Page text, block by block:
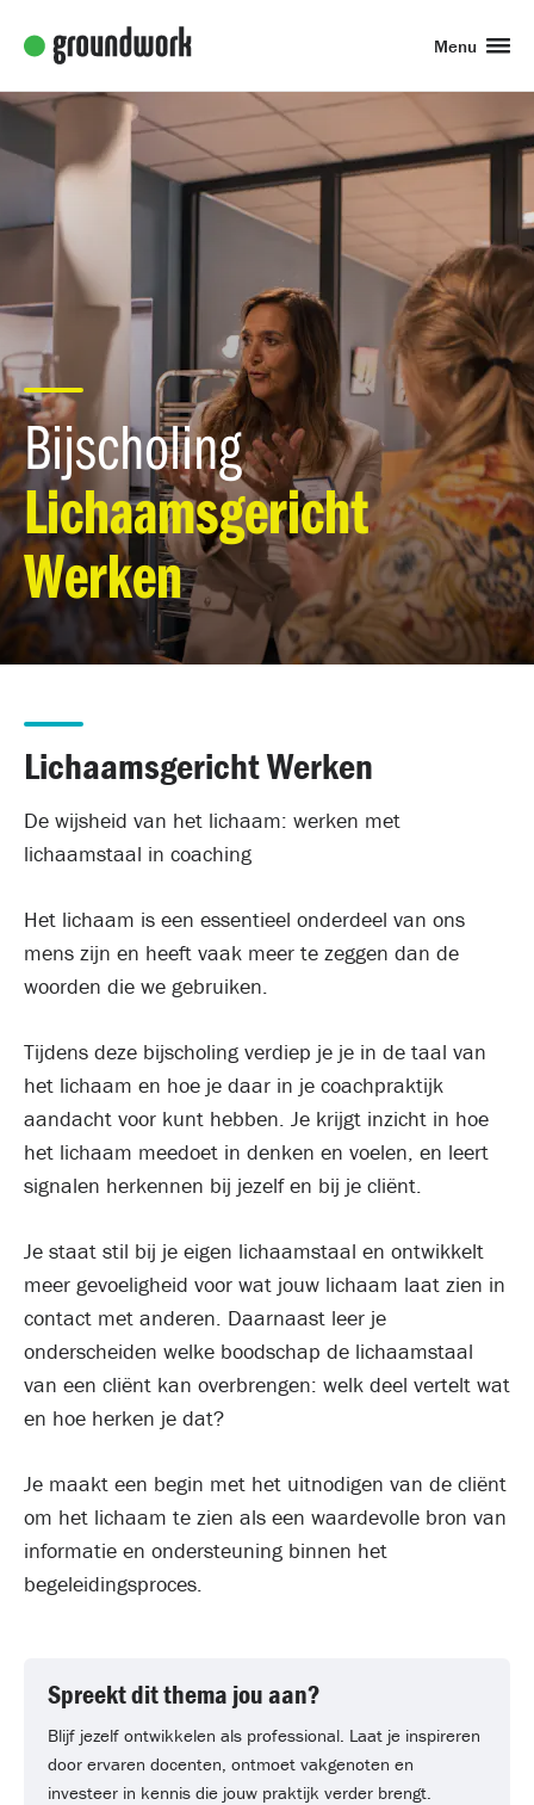
Menu
Bijscholing
Lichaamsgericht
Werken
Lichaamsgericht Werken
De wijsheid van het lichaam: werken met
lichaamstaal in coaching
Het lichaam is een essentieel onderdeel van ons
mens zijn en heeft vaak meer te zeggen dan de
woorden die we gebruiken.
Tijdens deze bijscholing verdiep je je in de taal van
het lichaam en hoe je daar in je coachpraktijk
aandacht voor kunt hebben. Je krijgt inzicht in hoe
het lichaam meedoet in denken en voelen, en leert
signalen herkennen bij jezelf en bij je cliënt.
Je staat stil bij je eigen lichaamstaal en ontwikkelt
meer gevoeligheid voor wat jouw lichaam laat zien in
contact met anderen. Daarnaast leer je
onderscheiden welke boodschap de lichaamstaal
van een cliënt kan overbrengen: welk deel vertelt wat
en hoe herken je dat?
Je maakt een begin met het uitnodigen van de cliënt
om het lichaam te zien als een waardevolle bron van
informatie en ondersteuning binnen het
begeleidingsproces.
Spreekt dit thema jou aan?
Blijf jezelf ontwikkelen als professional. Laat je inspireren
door ervaren docenten, ontmoet vakgenoten en
investeer in kennis die jouw praktijk verder brengt.